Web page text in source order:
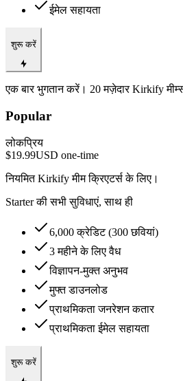
ईमेल सहायता
शुरू करें
एक बार भुगतान करें। 20 मज़ेदार Kirkify
Popular
लोकप्रिय
$19.99USD one-time
नियमित Kirkify मीम क्रिएटर्स के लिए।
Starter की सभी सुविधाएं, साथ ही
6,000 क्रेडिट (300 छवियां)
3 महीने के लिए वैध
विज्ञापन-मुक्त अनुभव
मुफ्त डाउनलोड
प्राथमिकता जनरेशन कतार
प्राथमिकता ईमेल सहायता
शुरू करें